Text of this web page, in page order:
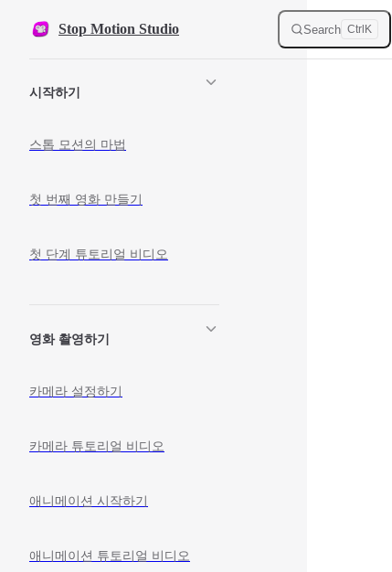
Skip to content
Stop Motion Studio Search Ctrl K
시작하기
스톱 모션의 마법
첫 번째 영화 만들기
첫 단계 튜토리얼 비디오
영화 촬영하기
카메라 설정하기
카메라 튜토리얼 비디오
애니메이션 시작하기
애니메이션 튜토리얼 비디오